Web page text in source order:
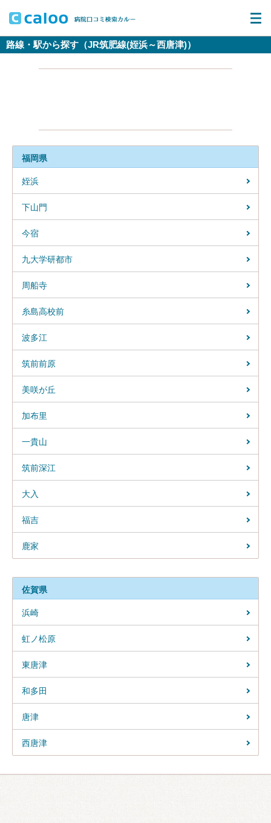
路線・駅から探す（JR筑肥線(姪浜～西唐津)）
福岡県
姪浜
下山門
今宿
九大学研都市
周船寺
糸島高校前
波多江
筑前前原
美咲が丘
加布里
一貴山
筑前深江
大入
福吉
鹿家
佐賀県
浜崎
虹ノ松原
東唐津
和多田
唐津
西唐津